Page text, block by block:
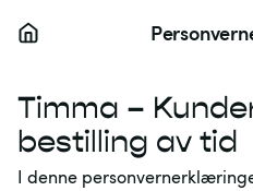
Timma –
bestilling av tid
I denne